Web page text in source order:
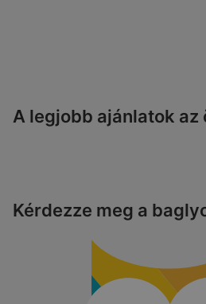
A legjobb ajánlatok az
Kérdezze meg a